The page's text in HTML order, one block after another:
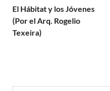
El Hábitat y los Jóvenes
(Por el Arq. Rogelio
Texeira)